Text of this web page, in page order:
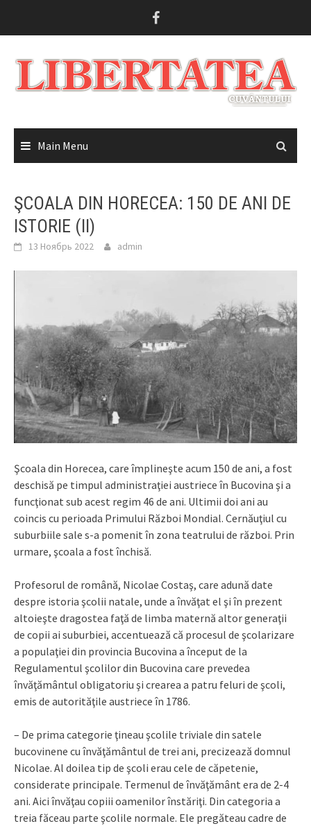
Main Menu
ŞCOALA DIN HORECEA: 150 DE ANI DE
ISTORIE (II)
13 Ноябрь 2022 admin
Şcoala din Horecea, care împlineşte acum 150 de ani, a fost
deschisă pe timpul administraţiei austriece în Bucovina şi a
funcţionat sub acest regim 46 de ani. Ultimii doi ani au
coincis cu perioada Primului Război Mondial. Cernăuţiul cu
suburbiile sale s-a pomenit în zona teatrului de război. Prin
urmare, şcoala a fost închisă.
Profesorul de română, Nicolae Costaş, care adună date
despre istoria şcolii natale, unde a învăţat el şi în prezent
altoieşte dragostea faţă de limba maternă altor generaţii
de copii ai suburbiei, accentuează că procesul de şcolarizare
a populaţiei din provincia Bucovina a început de la
Regulamentul şcolilor din Bucovina care prevedea
învăţământul obligatoriu şi crearea a patru feluri de şcoli,
emis de autorităţile austriece în 1786.
– De prima categorie ţineau şcolile triviale din satele
bucovinene cu învăţământul de trei ani, precizează domnul
Nicolae. Al doilea tip de şcoli erau cele de căpetenie,
considerate principale. Termenul de învăţământ era de 2-4
ani. Aici învăţau copiii oamenilor înstăriţi. Din categoria a
treia făceau parte şcolile normale. Ele pregăteau cadre de